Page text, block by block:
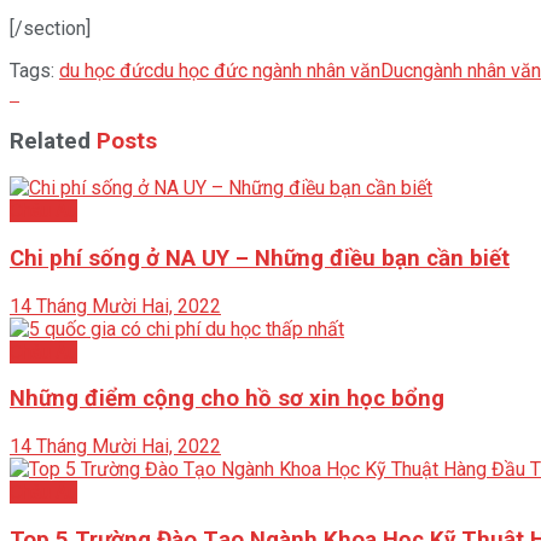
[/section]
Tags: du học đứcdu học đức ngành nhân vănDucngành nhân văn
Related Posts
Chi phí sống ở NA UY – Những điều bạn cần biết
14 Tháng Mười Hai, 2022
Những điểm cộng cho hồ sơ xin học bổng
14 Tháng Mười Hai, 2022